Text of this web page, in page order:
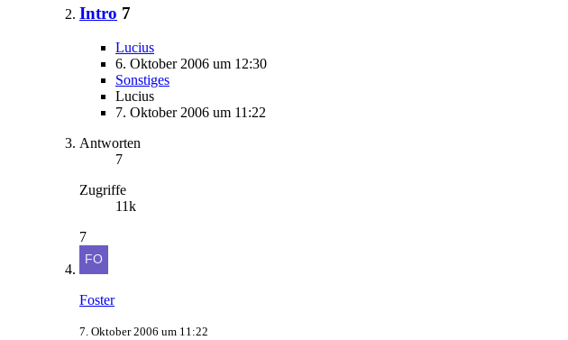
Intro 7
Lucius
6. Oktober 2006 um 12:30
Sonstiges
Lucius
7. Oktober 2006 um 11:22
Antworten
7
Zugriffe
11k
7
Foster
7. Oktober 2006 um 11:22